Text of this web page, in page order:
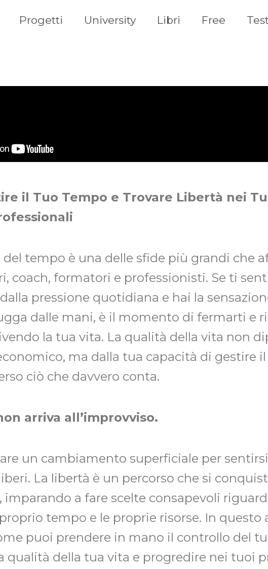
Progetti University Libri Free
il Tuo Tempo e Trovare Libertà nei
del tempo è una delle sfide più grandi che
coach, formatori e professionisti. Se ti
pressione quotidiana e hai la
dalle mani, è il momento di fermarti e
la tua vita. La qualità della vita non
ma dalla tua capacità di gestire
ciò che davvero conta.
arriva all’improvviso.
un cambiamento superficiale per sentirsi
La libertà è un percorso che si
imparando a fare scelte consapevoli
tempo e le proprie risorse. In questo
puoi prendere in mano il controllo del
qualità della tua vita e progredire nei tuoi